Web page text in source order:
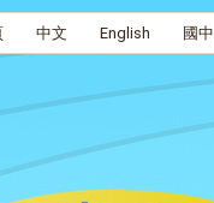
中文 English 國中